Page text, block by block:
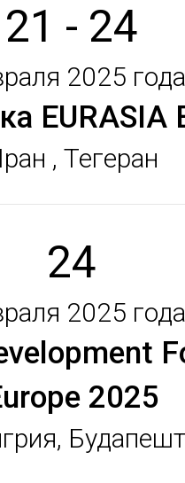
21 - 24
2025 года
EURASIA
, Тегеран
24
2025 года
2025
Будапешт